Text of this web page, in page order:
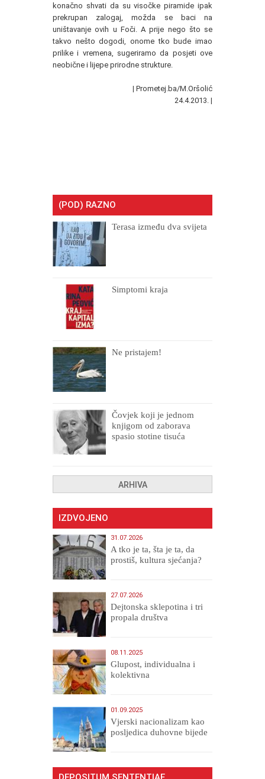
konačno shvati da su visočke piramide ipak
prekrupan zalogaj, možda se baci na
uništavanje ovih u Foči. A prije nego što se
takvo nešto dogodi, onome tko bude imao
prilike i vremena, sugeriramo da posjeti ove
neobične i lijepe prirodne strukture.
| Prometej.ba/M.Oršolić
24.4.2013. |
(POD) RAZNO
Terasa između dva svijeta
Simptomi kraja
Ne pristajem!
Čovjek koji je jednom
knjigom od zaborava
spasio stotine tisuća
ARHIVA
IZDVOJENO
31.07.2026
A tko je ta, šta je ta, da
prostiš, kultura sjećanja?
27.07.2026
Dejtonska sklepotina i tri
propala društva
08.11.2025
Glupost, individualna i
kolektivna
01.09.2025
​Vjerski nacionalizam kao
posljedica duhovne bijede